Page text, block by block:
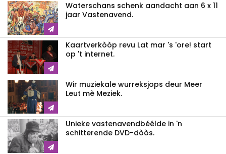
Waterschans schenk aandacht aan 6 x 11
jaar Vastenavend.
Kaartverkòòp revu Lat mar 's 'ore! start
op 't internet.
Wir muziekale wurreksjops deur Meer
Leut mè Meziek.
Unieke vastenavendbéélde in 'n
schitterende DVD-dòòs.